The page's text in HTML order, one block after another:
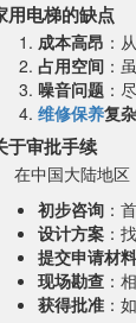
用电梯的缺点
成本高昂 ：
占用空间 ：
噪音问题 ：
维修保养复杂
于审批手续
在中国大陆地区
初步咨询 ：
设计方案 ：
提交申请材料
现场勘查 ：
获得批准 ：